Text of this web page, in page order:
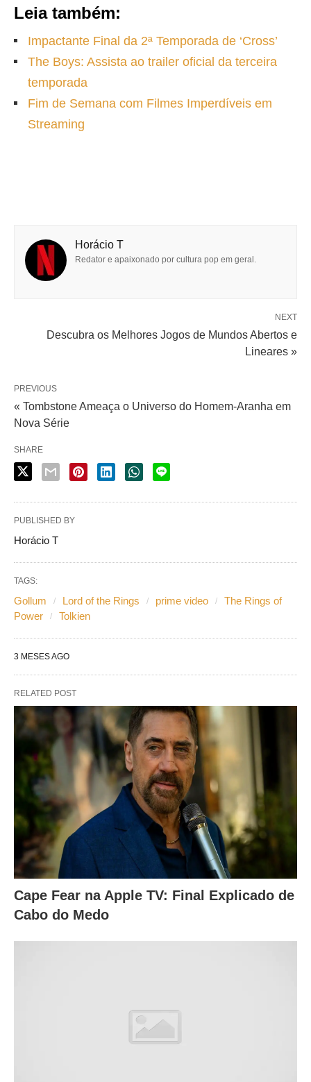
Leia também:
Impactante Final da 2ª Temporada de ‘Cross’
The Boys: Assista ao trailer oficial da terceira
temporada
Fim de Semana com Filmes Imperdíveis em
Streaming
Horácio T
Redator e apaixonado por cultura pop em geral.
NEXT
Descubra os Melhores Jogos de Mundos Abertos e
Lineares »
PREVIOUS
« Tombstone Ameaça o Universo do Homem-Aranha em
Nova Série
SHARE
PUBLISHED BY
Horácio T
TAGS:
Gollum Lord of the Rings prime video
The Rings of
Power
Tolkien
3 MESES AGO
RELATED POST
Cape Fear na Apple TV: Final Explicado de
Cabo do Medo